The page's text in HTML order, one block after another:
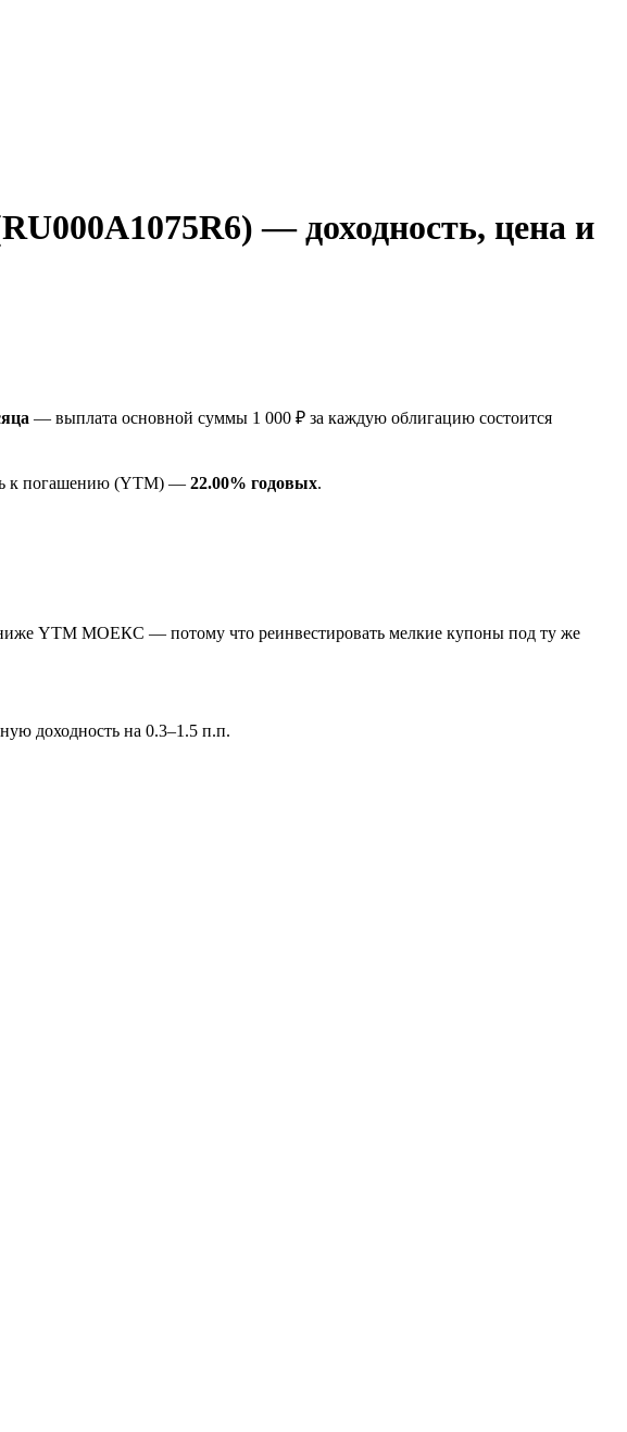
— доходность, цена и
— выплата основной суммы 1 000 ₽ за каждую облигацию состоится
к погашению (YTM) — 22.00% годовых.
ниже YTM МОЕКС — потому что реинвестировать мелкие купоны под ту же
доходность на 0.3–1.5 п.п.